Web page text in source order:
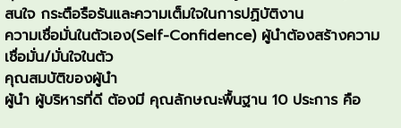
สนใจ กระตือรือร้นและความเต็มใจในการปฏิบัติงาน
ความเชื่อมั่นในตัวเอง(Self-Confidence) ผู้นำต้องสร้างความ
เชื่อมั่น/มั่นใจในตัว
คุณสมบัติของผู้นำ
ผู้นำ ผู้บริหารที่ดี ต้องมี คุณลักษณะพื้นฐาน 10 ประการ คือ